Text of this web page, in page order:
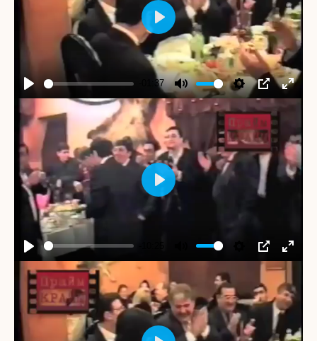
Play
-01:37
Mute SettingsPIP
Enter
Play
Play Mute SettingsPIP
Enter
Play